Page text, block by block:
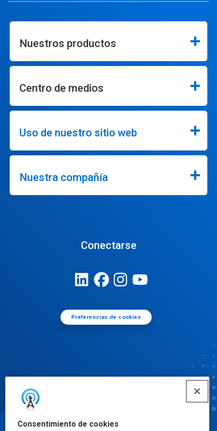
Consentimiento de cookies
Nuestros productos
Centro de medios
Uso de nuestro sitio web
Nuestra compañía
Conectarse
Preferencias de cookies